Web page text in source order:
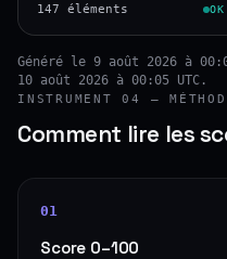
147 éléments OK
Généré le 9 août 2026 à
10 août 2026 à 00:05 UTC.
INSTRUMENT 04 —
Comment lire les
01
Score 0–100